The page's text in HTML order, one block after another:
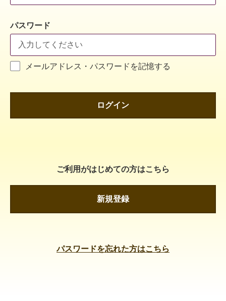
パスワード
メールアドレス・パスワードを記憶する
ログイン
ご利用がはじめての方はこちら
新規登録
パスワードを忘れた方はこちら